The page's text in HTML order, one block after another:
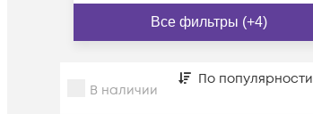
Все фильтры (+4)
В наличии
По популярности